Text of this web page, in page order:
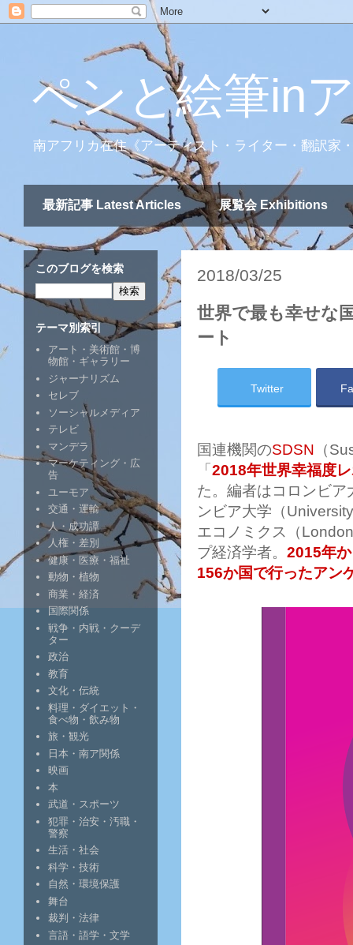
ペンと絵筆in
南アフリカ在住《アーティスト・ライター・翻訳家
最新記事 Latest Articles 展覧会 Exhibitions
2018/03/25
世界で最も幸せな
ート
Twitter
国連機関のSDSN （
「 2018年世界幸福度
た。編者はコロンビ
ンビア大学（
エコノミクス（
プ経済学者。 2015年
156か国で行ったアン
このブログを検索
テーマ別索引
アート・美術館・博
物館・ギャラリー
ジャーナリズム
セレブ
ソーシャルメディア
テレビ
マンデラ
マーケティング・広
告
ユーモア
交通・運輸
人・成功譚
人権・差別
健康・医療・福祉
動物・植物
商業・経済
国際関係
戦争・内戦・クーデ
ター
政治
教育
文化・伝統
料理・ダイエット・
食べ物・飲み物
旅・観光
日本・南ア関係
映画
本
武道・スポーツ
犯罪・治安・汚職・
警察
生活・社会
科学・技術
自然・環境保護
舞台
裁判・法律
言語・語学・文学